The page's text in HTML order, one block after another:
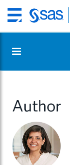
Skip
to
content
Author